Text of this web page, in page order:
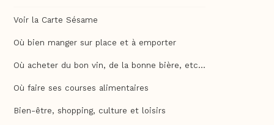
Voir la Carte Sésame
Où bien manger sur place et à emporter
Où acheter du bon vin, de la bonne bière, etc...
Où faire ses courses alimentaires
Bien-être, shopping, culture et loisirs